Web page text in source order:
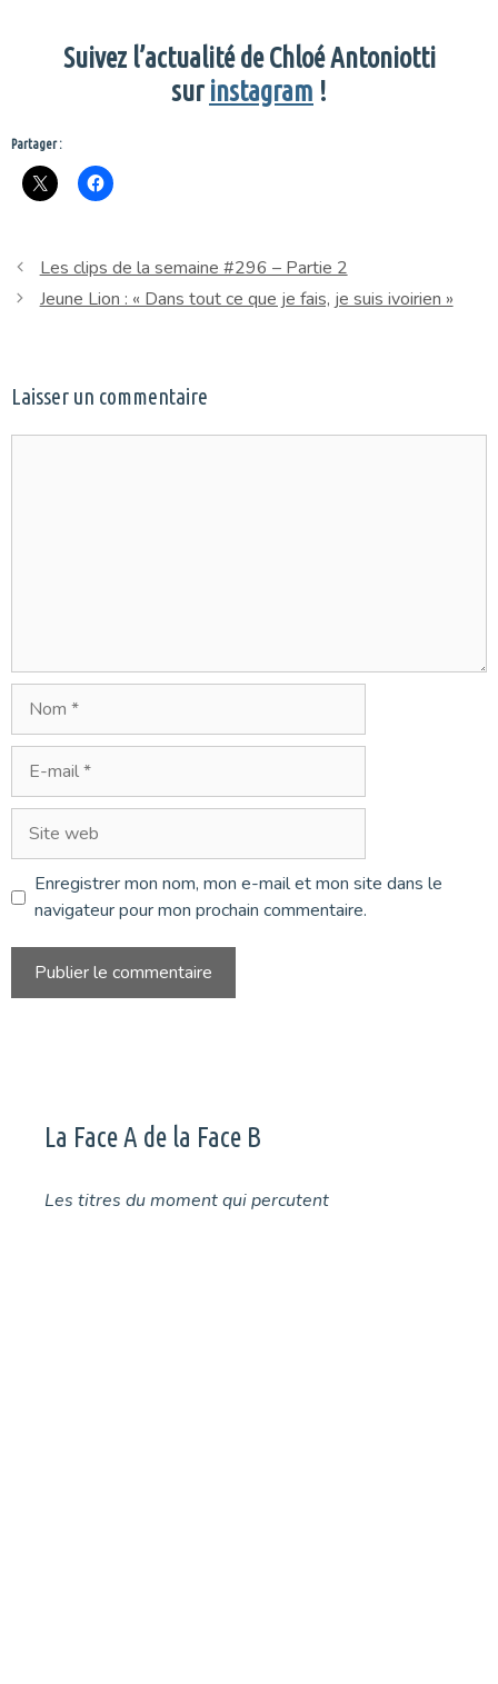
Suivez l’actualité deChloé Antoniotti
sur instagram !
Partager :
Les clips de la semaine #296 – Partie 2
Jeune Lion : « Dans tout ce que je fais, je suis ivoirien »
Laisser un commentaire
mail
web
Enregistrer mon nom, mon e-mail et mon site dans le
navigateur pour mon prochain commentaire.
La Face A de la Face B
Les titres du moment qui percutent